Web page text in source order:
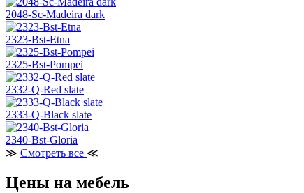
2048-Sc-Madeira dark
2323-Bst-Etna
2325-Bst-Pompei
2332-Q-Red slate
2333-Q-Black slate
2340-Bst-Gloria
≫ Смотреть все ≪
Цены на мебель